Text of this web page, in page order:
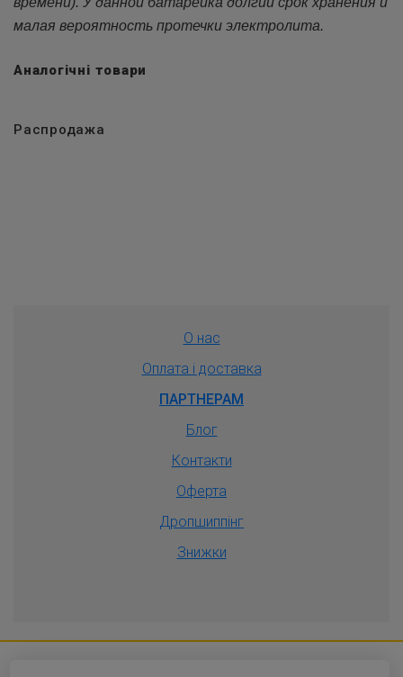
малая вероятность протечки электролита.
Аналогічні товари
Распродажа
О нас
Оплата і доставка
ПАРТНЕРАМ
Блог
Контакти
Оферта
Дропшиппiнг
Знижки